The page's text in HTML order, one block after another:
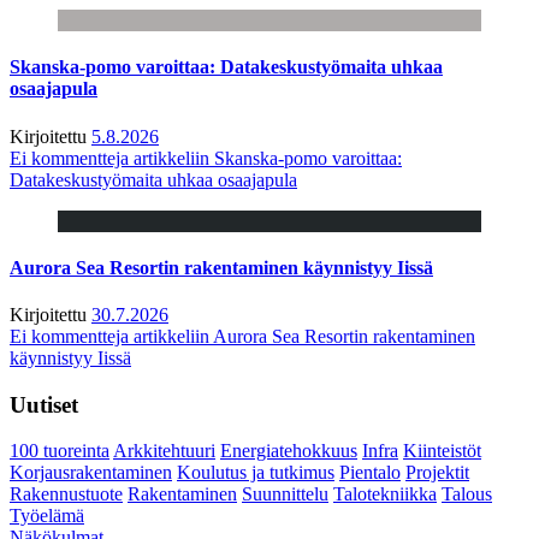
Skanska-pomo varoittaa: Datakeskustyömaita uhkaa
osaajapula
Kirjoitettu 5.8.2026
Ei kommentteja artikkeliin Skanska-pomo varoittaa:
Datakeskustyömaita uhkaa osaajapula
Aurora Sea Resortin rakentaminen käynnistyy Iissä
Kirjoitettu 30.7.2026
Ei kommentteja artikkeliin Aurora Sea Resortin rakentaminen
käynnistyy Iissä
Uutiset
100 tuoreintaArkkitehtuuri Energiatehokkuus Infra Kiinteistöt
Korjausrakentaminen Koulutus ja tutkimus Pientalo Projektit
Rakennustuote Rakentaminen Suunnittelu Talotekniikka Talous
Työelämä